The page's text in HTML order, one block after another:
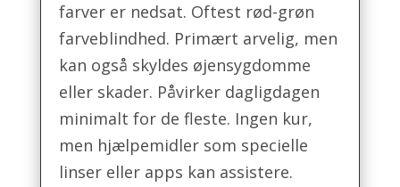
farver er nedsat. Oftest rød-grøn
farveblindhed. Primært arvelig, men
kan også skyldes øjensygdomme
eller skader. Påvirker dagligdagen
minimalt for de fleste. Ingen kur,
men hjælpemidler som specielle
linser eller apps kan assistere.